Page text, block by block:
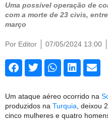
Uma possível operação de
com a morte de 23 civis,
março
Por Editor 07/05/2024 13:00
Um ataque aéreo ocorrido na
produzidos na Turquia , deixou
cinco mulheres e quatro